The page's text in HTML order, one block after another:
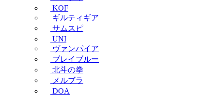
KOF
ギルティギア
サムスピ
UNI
ヴァンパイア
ブレイブルー
北斗の拳
メルブラ
DOA